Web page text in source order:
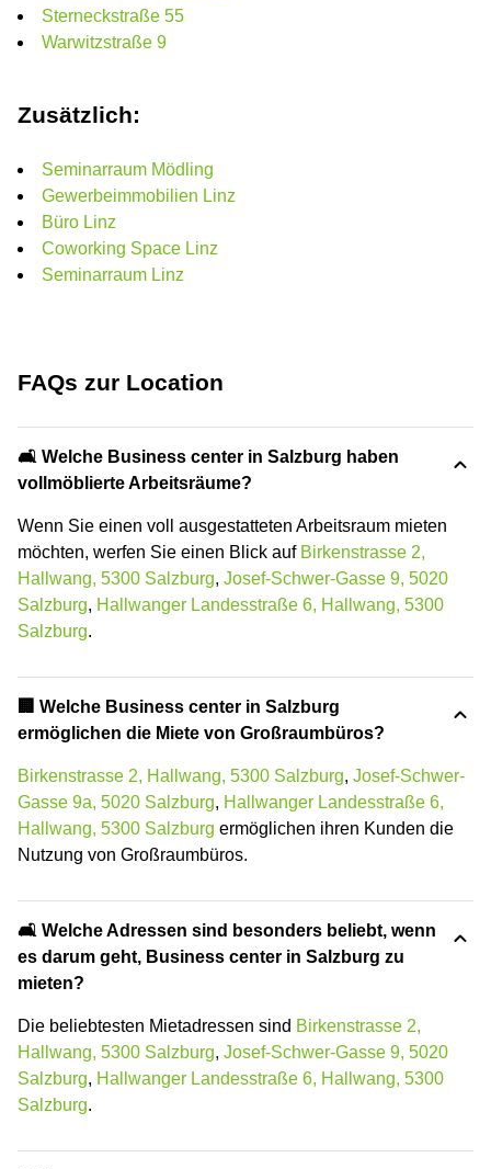
Sterneckstraße 55
Warwitzstraße 9
Zusätzlich:
Seminarraum Mödling
Gewerbeimmobilien Linz
Büro Linz
Coworking Space Linz
Seminarraum Linz
FAQs zur Location
🛋️ Welche Business center in Salzburg haben
vollmöblierte Arbeitsräume?
Wenn Sie einen voll ausgestatteten Arbeitsraum mieten
möchten, werfen Sie einen Blick auf Birkenstrasse 2,
Hallwang, 5300 Salzburg, Josef-Schwer-Gasse 9, 5020
Salzburg, Hallwanger Landesstraße 6, Hallwang, 5300
Salzburg.
‍🏢 Welche Business center in Salzburg
ermöglichen die Miete von Großraumbüros?
Birkenstrasse 2, Hallwang, 5300 Salzburg, Josef-Schwer-
Gasse 9a, 5020 Salzburg, Hallwanger Landesstraße 6,
Hallwang, 5300 Salzburg ermöglichen ihren Kunden die
Nutzung von Großraumbüros.
🛋️ Welche Adressen sind besonders beliebt, wenn
es darum geht, Business center in Salzburg zu
mieten?
Die beliebtesten Mietadressen sind Birkenstrasse 2,
Hallwang, 5300 Salzburg, Josef-Schwer-Gasse 9, 5020
Salzburg, Hallwanger Landesstraße 6, Hallwang, 5300
Salzburg.